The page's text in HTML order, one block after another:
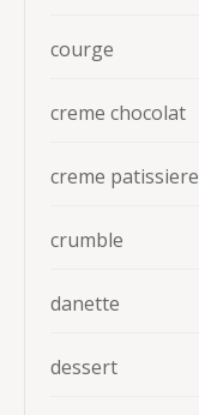
courge
creme chocolat
creme patissiere
crumble
danette
dessert